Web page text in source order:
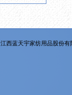
西蓝天宇家纺用品股份